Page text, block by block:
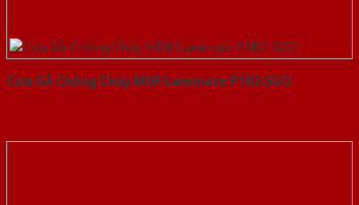
Cửa Gỗ Chống Cháy MDF Laminate P1R2-SGD